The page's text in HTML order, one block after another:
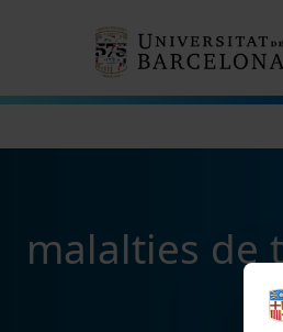
malalties de